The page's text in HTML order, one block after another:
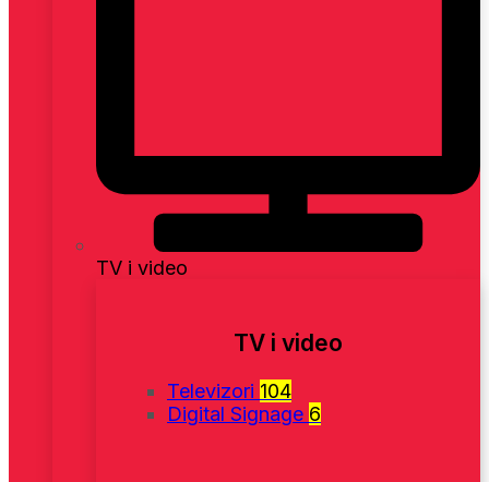
TV i video
TV i video
Televizori 104
Digital Signage 6